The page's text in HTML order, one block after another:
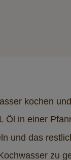
kochen
Öl in einer
und das
zu